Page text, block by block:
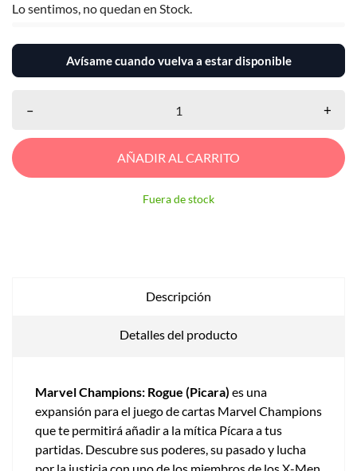
Lo sentimos, no quedan en Stock.
Avísame cuando vuelva a estar disponible
– +
AÑADIR AL CARRITO
Fuera de stock
Descripción
Detalles del producto
Marvel Champions: Rogue (Picara) es una
expansión para el juego de cartas Marvel Champions
que te permitirá añadir a la mítica Pícara a tus
partidas. Descubre sus poderes, su pasado y lucha